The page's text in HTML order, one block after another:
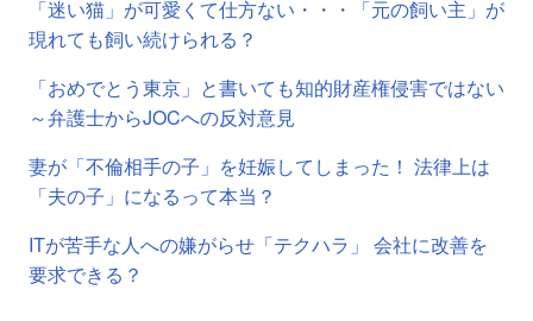
「迷い猫」が可愛くて仕方ない・・・「元の飼い主」が
現れても飼い続けられる？
「おめでとう東京」と書いても知的財産権侵害ではない
～弁護士からJOCへの反対意見
妻が「不倫相手の子」を妊娠してしまった！ 法律上は
「夫の子」になるって本当？
ITが苦手な人への嫌がらせ「テクハラ」 会社に改善を
要求できる？